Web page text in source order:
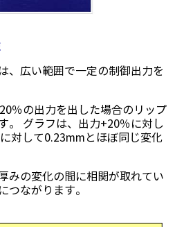
、広い範囲で一定の制御出力を
％の出力を出した場合のリップ
。 グラフは、出力+20％に対し
対して0.23mmとほぼ同じ変化
みの変化の間に相関が取れてい
つながります。